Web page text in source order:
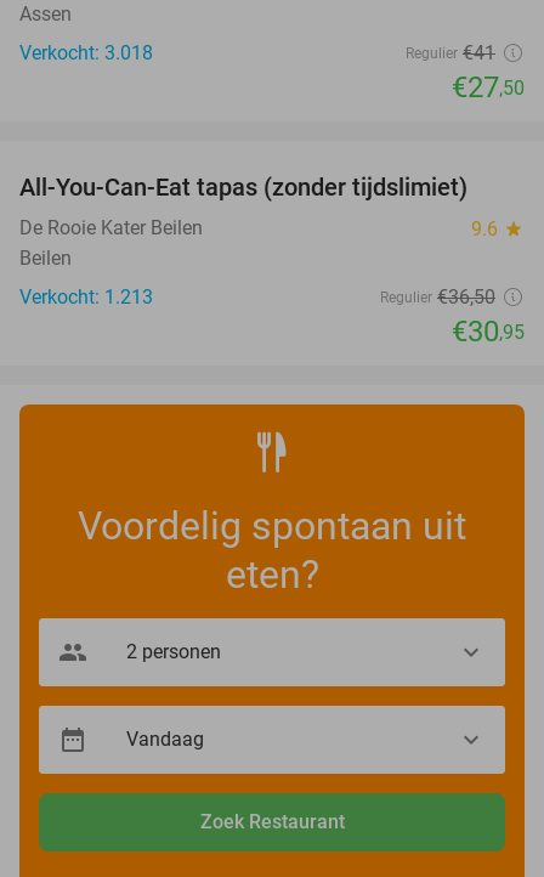
Assen
Verkocht: 3.018
Regulier €41
€27,50
All-You-Can-Eat tapas (zonder tijdslimiet)
De Rooie Kater Beilen 9.6 star
Beilen
Verkocht: 1.213
Regulier €36,50
€30,95
Voordelig spontaan uit
eten?
Zoek Restaurant